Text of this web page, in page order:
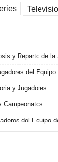
y Reparto de la
del Equipo
y Jugadores
Campeonatos
del Equipo